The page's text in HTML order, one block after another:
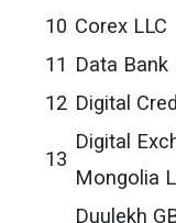
10 Corex LLC
11 Data Bank
12 Digital
13
Digital
Mongolia
Duulekh